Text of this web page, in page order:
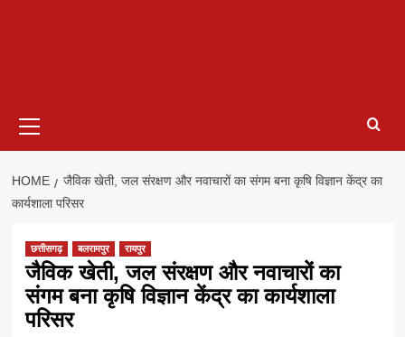
Menu
HOME
जैविक खेती, जल संरक्षण और नवाचारों का संगम बना कृषि विज्ञान केंद्र का
कार्यशाला परिसर
छत्तीसगढ़ बलरामपुर रायपुर
जैविक खेती, जल संरक्षण और नवाचारों का
संगम बना कृषि विज्ञान केंद्र का कार्यशाला
परिसर